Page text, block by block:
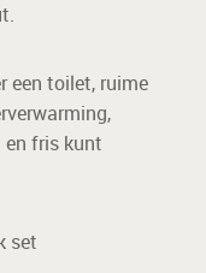
een toilet, ruime
fris kunt
set